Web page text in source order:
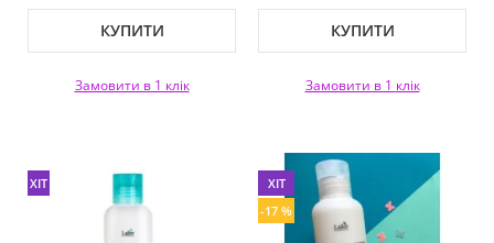
КУПИТИ
Замовити в 1 клік
КУПИТИ
Замовити в 1 клік
ХІТ
ХІТ
-17 %